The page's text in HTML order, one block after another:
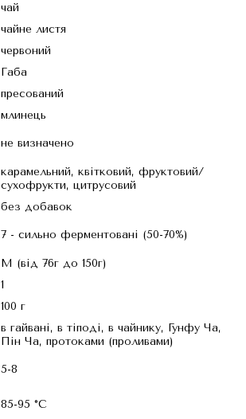
чай
чайне листя
червоний
Габа
пресований
млинець
не визначено
карамельний, квітковий, фруктовий/
сухофрукти, цитрусовий
без добавок
7 - сильно ферментовані (50-70%)
M (від 76г до 150г)
1
100 г
в гайвані, в тіподі, в чайнику, Гунфу Ча,
Пін Ча, протоками (проливами)
5-8
85-95 °C